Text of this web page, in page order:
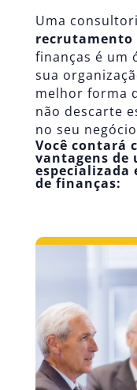
Uma
recrutamento
finanças é um
sua
melhor forma
não descarte
no seu
Você contará
vantagens de
especializada
de finanças: